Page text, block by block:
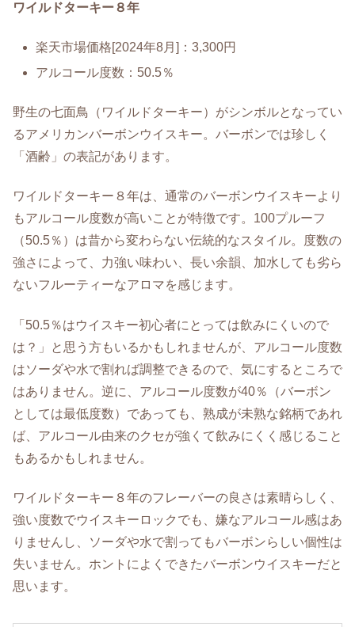
ワイルドターキー８年
楽天市場価格[2024年8月]：3,300円
アルコール度数：50.5％
野生の七面鳥（ワイルドターキー）がシンボルとなってい
るアメリカンバーボンウイスキー。バーボンでは珍しく
「酒齢」の表記があります。
ワイルドターキー８年は、通常のバーボンウイスキーより
もアルコール度数が高いことが特徴です。100プルーフ
（50.5％）は昔から変わらない伝統的なスタイル。度数の
強さによって、力強い味わい、長い余韻、加水しても劣ら
ないフルーティーなアロマを感じます。
「50.5％はウイスキー初心者にとっては飲みにくいので
は？」と思う方もいるかもしれませんが、アルコール度数
はソーダや水で割れば調整できるので、気にするところで
はありません。逆に、アルコール度数が40％（バーボン
としては最低度数）であっても、熟成が未熟な銘柄であれ
ば、アルコール由来のクセが強くて飲みにくく感じること
もあるかもしれません。
ワイルドターキー８年のフレーバーの良さは素晴らしく、
強い度数でウイスキーロックでも、嫌なアルコール感はあ
りませんし、ソーダや水で割ってもバーボンらしい個性は
失いません。ホントによくできたバーボンウイスキーだと
思います。